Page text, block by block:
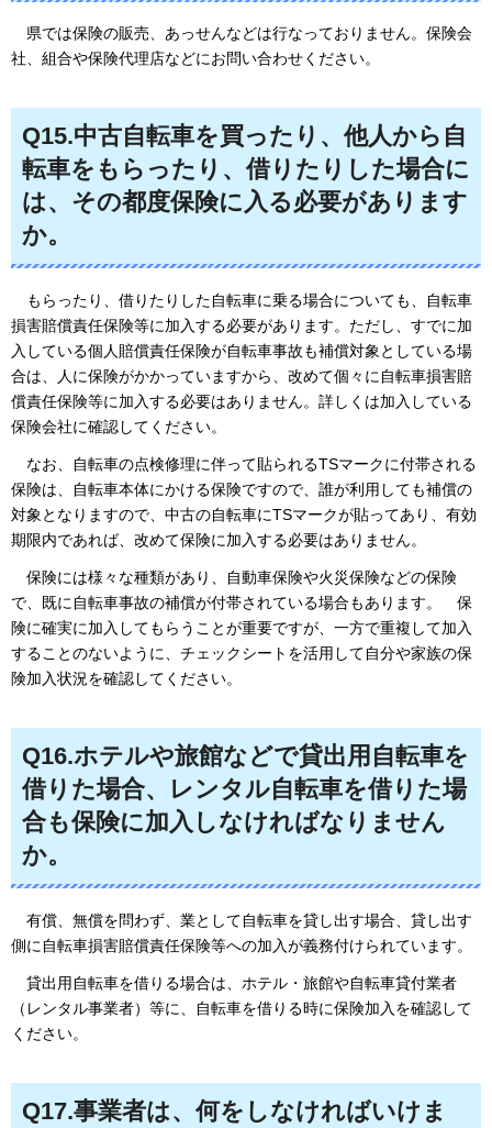
県では保険の販売、あっせんなどは行なっておりません。保険会
社、組合や保険代理店などにお問い合わせください。
Q15.中古自転車を買ったり、他人から自
転車をもらったり、借りたりした場合に
は、その都度保険に入る必要があります
か。
もらったり、 借りたりした自転車に乗る場合についても、自転車
損害賠償責任保険等に加入する必要があります。ただし、すでに加
入している個人賠償責任保険が自転車事故も補償対象としている場
合は、人に保険がかかっていますから、改めて個々に自転車損害賠
償責任保険等に加入する必要はありません。詳しくは加入している
保険会社に確認してください。
なお、
自転車の点検修理に伴って貼られるTSマークに付帯される
保険は、自転車本体にかける保険ですので、誰が利用しても補償の
対象となりますので、中古の自転車にTSマークが貼ってあり、有効
期限内であれば、改めて保険に加入する必要はありません。
保険には様々な種類があり、自動車保険や火災保険などの保険
で、既に自転車事故の補償が付帯されている場合もあります。 保
険に確実に加入してもらうことが重要ですが、一方で重複して加入
することのないように、チェックシートを活用して自分や家族の保
険加入状況を確認してください。
Q16.ホテルや旅館などで貸出用自転車を
借りた場合、レンタル自転車を借りた場
合も保険に加入しなければなりません
か。
有償 、無償を問わず、業として自転車を貸し出す場合、貸し出す
側に自転車損害賠償責任保険等への加入が義務付けられています。
貸出用 自転車を借りる場合は、ホテル・旅館や自転車貸付業者
（レンタル事業者）等に、自転車を借りる時に保険加入を確認して
ください。
Q17.事業者は、何をしなければいけま